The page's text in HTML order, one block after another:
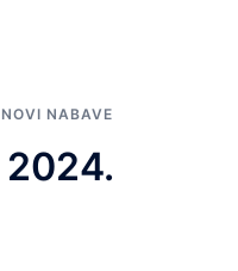
NABAVE
2024.